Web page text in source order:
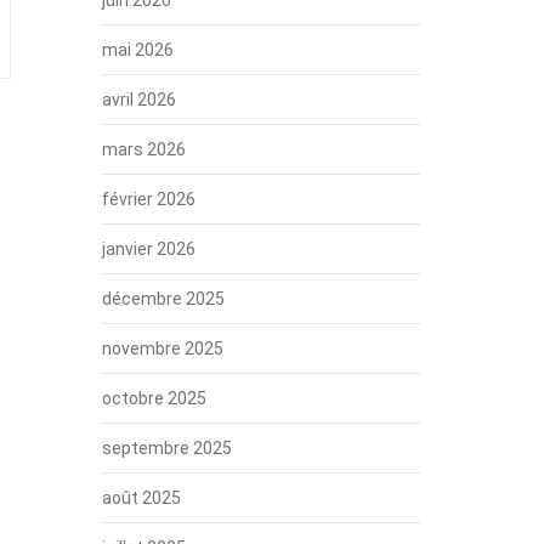
mai 2026
avril 2026
mars 2026
février 2026
janvier 2026
décembre 2025
novembre 2025
octobre 2025
septembre 2025
août 2025